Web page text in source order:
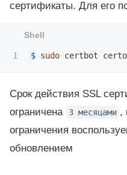
сертификаты. Для его
$ sudo certbot
Срок действия SSL
ограничена
3 месяцами ,
ограничения
обновлением